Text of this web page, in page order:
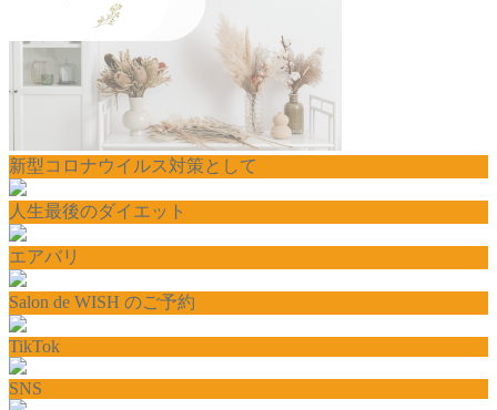
新型コロナウイルス対策として
人生最後のダイエット
エアバリ
Salon de WISH のご予約
TikTok
SNS